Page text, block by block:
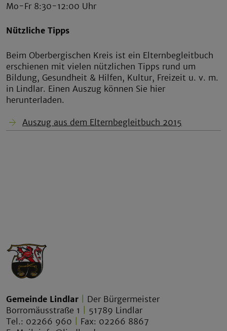
Mo-Fr 8:30-12:00 Uhr
Nützliche Tipps
Beim Oberbergischen Kreis ist ein Elternbegleitbuch
erschienen mit vielen nützlichen Tipps rund um
Bildung, Gesundheit & Hilfen, Kultur, Freizeit u. v. m.
in Lindlar. Einen Auszug können Sie hier
herunterladen.
Auszug aus dem Elternbegleitbuch 2015
Gemeinde Lindlar
Der Bürgermeister
Borromäusstraße 1
51789 Lindlar
Tel.: 02266 960
Fax: 02266 8867